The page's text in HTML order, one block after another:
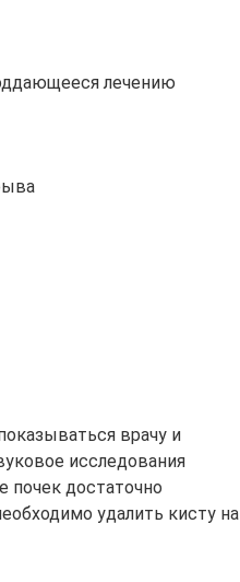
лечению
врачу и
исследования
почек достаточно
удалить кисту на